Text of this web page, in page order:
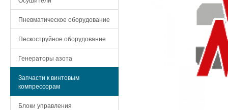
Пневматическое оборудование
Пескоструйное оборудование
Генераторы азота
Запчасти к винтовым
компрессорам
Блоки управления